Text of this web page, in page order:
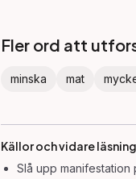
Fler ord att
minska mat
Källor och vidare läsning
Slå upp manifestation